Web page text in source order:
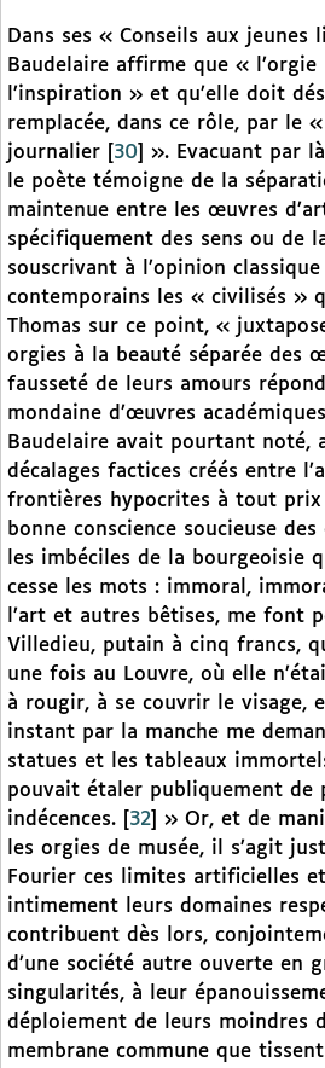
Dans ses « Conseils aux jeunes
Baudelaire affirme que «
l’inspiration » et qu’elle doit
remplacée, dans ce rôle, par le
journalier
30
». Evacuant par
le poète témoigne de la
maintenue entre les œuvres
spécifiquement des sens ou de
souscrivant à l’opinion classique
contemporains les « civilisés »
Thomas sur ce point, «
orgies à la beauté séparée des
fausseté de leurs amours
mondaine d’œuvres
Baudelaire avait pourtant noté,
décalages factices créés entre
frontières hypocrites à tout prix
bonne conscience soucieuse des
les imbéciles de la bourgeoisie
cesse les mots : immoral,
l’art et autres bêtises, me font
Villedieu, putain à cinq francs,
une fois au Louvre, où elle
à rougir, à se couvrir le visage,
instant par la manche me
statues et les tableaux
pouvait étaler publiquement de
indécences.
32
» Or, et de
les orgies de musée, il s’agit
Fourier ces limites artificielles
intimement leurs domaines
contribuent dès lors,
d’une société autre ouverte en
singularités, à leur
déploiement de leurs moindres
membrane commune que